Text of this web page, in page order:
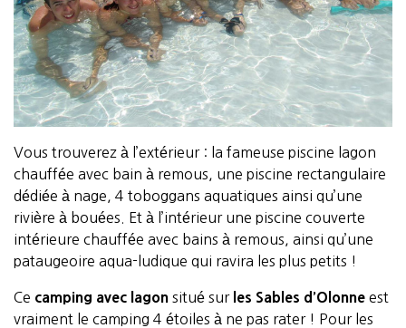
Vous trouverez à l’extérieur : la fameuse piscine lagon
chauffée avec bain à remous, une piscine rectangulaire
dédiée à nage, 4 toboggans aquatiques ainsi qu’une
rivière à bouées. Et à l’intérieur une piscine couverte
intérieure chauffée avec bains à remous, ainsi qu’une
pataugeoire aqua-ludique qui ravira les plus petits !
Ce camping avec lagon situé surles Sables d’Olonne est
vraiment le camping 4 étoiles à ne pas rater ! Pour les